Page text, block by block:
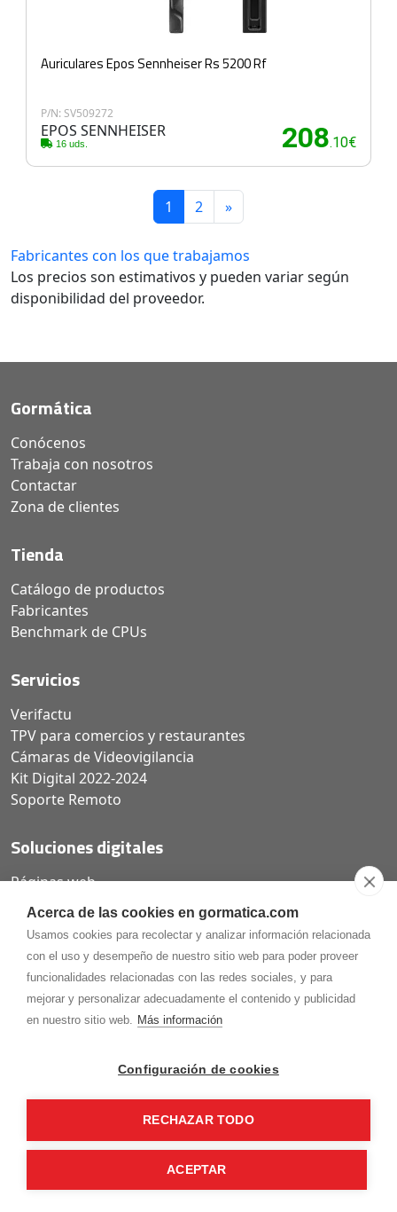
Acerca de las cookies en gormatica.com
Usamos cookies para recolectar y analizar información relacionada
con el uso y desempeño de nuestro sitio web para poder proveer
funcionalidades relacionadas con las redes sociales, y para
mejorar y personalizar adecuadamente el contenido y publicidad
en nuestro sitio web. Más información
Configuración de cookies
RECHAZAR TODO
ACEPTAR
Auriculares Epos Sennheiser Rs 5200 Rf
P/N: SV509272
EPOS SENNHEISER
16 uds. 208.10€
1 2 »
Fabricantes con los que trabajamos
Los precios son estimativos y pueden variar según
disponibilidad del proveedor.
Gormática
Conócenos
Trabaja con nosotros
Contactar
Zona de clientes
Tienda
Catálogo de productos
Fabricantes
Benchmark de CPUs
Servicios
Verifactu
TPV para comercios y restaurantes
Cámaras de Videovigilancia
Kit Digital 2022-2024
Soporte Remoto
Soluciones digitales
Páginas web
Tiendas online
975.368.262
¡Síguenos en nuestras redes!